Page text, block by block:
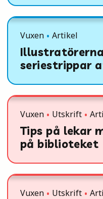
seriestrippar
Vuxen Artikel
Tips på lekar
på biblioteket
Vuxen Utskrift
Vuxen Utskrift